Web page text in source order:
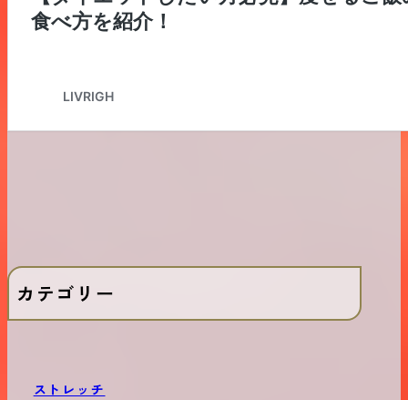
カテゴリー
ストレッチ